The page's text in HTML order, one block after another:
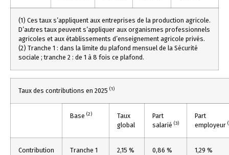
(1) Ces taux s’appliquent aux entreprises de la production agricole.
D’autres taux peuvent s’appliquer aux organismes professionnels
agricoles et aux établissements d’enseignement agricole privés.
(2) Tranche 1 : dans la limite du plafond mensuel de la Sécurité
sociale ; tranche 2 : de 1 à 8 fois ce plafond.
Taux des contributions en 2025 (1)
Base (2)
Taux
global
Part
salarié (3)
Part
employeur
Contribution
Tranche 1
2,15 %
0,86 %
1,29 %